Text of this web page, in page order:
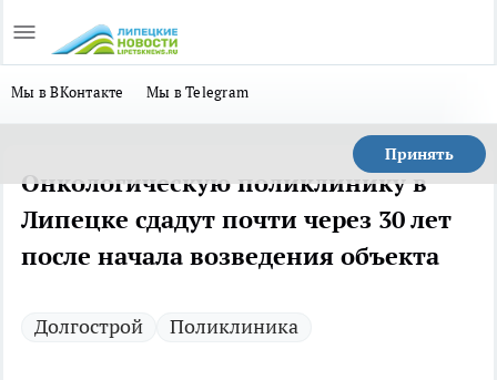
Мы в ВКонтакте Мы в Telegram
Принять
Онкологическую поликлинику в
Липецке сдадут почти через 30 лет
после начала возведения объекта
Долгострой Поликлиника